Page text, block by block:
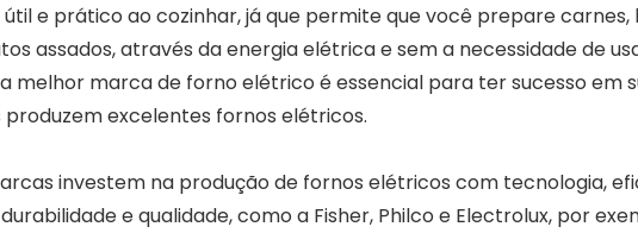
e prático ao cozinhar, já que permite que você prepare carnes,
assados, através da energia elétrica e sem a necessidade de
melhor marca de forno elétrico é essencial para ter sucesso em
excelentes fornos elétricos.
investem na produção de fornos elétricos com tecnologia,
e qualidade, como a Fisher, Philco e Electrolux, por